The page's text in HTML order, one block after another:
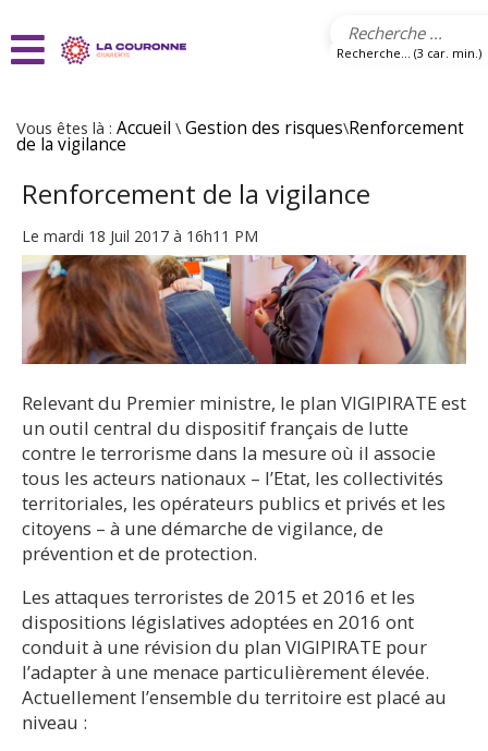
Recherche... (3 car. min.)
Vous êtes là : Accueil \ Gestion des risques\Renforcement
de la vigilance
Renforcement de la vigilance
Le mardi 18 Juil 2017 à 16h11 PM
Relevant du Premier ministre, le plan VIGIPIRATE est
un outil central du dispositif français de lutte
contre le terrorisme dans la mesure où il associe
tous les acteurs nationaux – l’Etat, les collectivités
territoriales, les opérateurs publics et privés et les
citoyens – à une démarche de vigilance, de
prévention et de protection.
Les attaques terroristes de 2015 et 2016 et les
dispositions législatives adoptées en 2016 ont
conduit à une révision du plan VIGIPIRATE pour
l’adapter à une menace particulièrement élevée.
Actuellement l’ensemble du territoire est placé au
niveau :